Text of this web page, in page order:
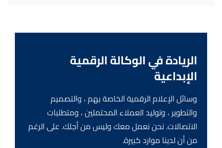
الريادة في الوكالة الرقمية
الإبداعية
وسائل الإعلام الرقمية الخاصة بهم ، والتصميم
والتطوير ، وتوليد العملاء المحتملين ، ومتطلبات
الاتصالات. نحن نعمل معك وليس من أجلك. على الرغم
من أن لدينا موارد كبيرة.